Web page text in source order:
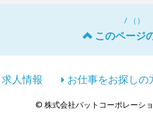
/ （）
このページ
求人情報 お仕事をお探し
© 株式会社パットコーポレーシ